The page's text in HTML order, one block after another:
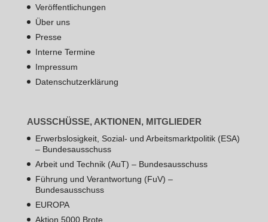
Veröffentlichungen
Über uns
Presse
Interne Termine
Impressum
Datenschutzerklärung
AUSSCHÜSSE, AKTIONEN, MITGLIEDER
Erwerbslosigkeit, Sozial- und Arbeitsmarktpolitik (ESA)
– Bundesausschuss
Arbeit und Technik (AuT) – Bundesausschuss
Führung und Verantwortung (FuV) –
Bundesausschuss
EUROPA
Aktion 5000 Brote